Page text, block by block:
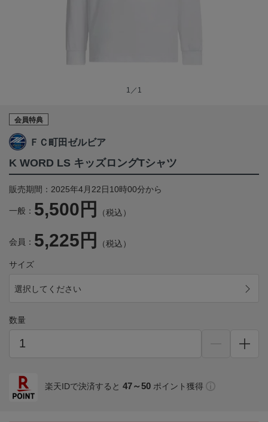
1／1
会員特典
ＦＣ町田ゼルビア
K WORD LS キッズロングTシャツ
販売期間：2025年4月22日10時00分から
一般： 5,500円 （税込）
会員： 5,225円 （税込）
サイズ
選択してください
数量
楽天IDで決済すると 47～50 ポイント獲得